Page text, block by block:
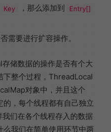
Key ，那么添加到 Entry[]
需要进行扩容操作。
储数据的操作是否有个大
下整个过程，ThreadLocal
对象中，并且这个
，每个线程都有自己独立
们在各个线程存入的数据
我们在简单使用环节中两